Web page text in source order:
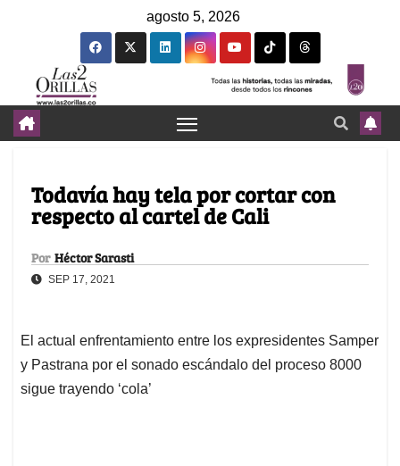
agosto 5, 2026
Todavía hay tela por cortar con
respecto al cartel de Cali
Por Héctor Sarasti
SEP 17, 2021
El actual enfrentamiento entre los expresidentes Samper
y Pastrana por el sonado escándalo del proceso 8000
sigue trayendo ‘cola’